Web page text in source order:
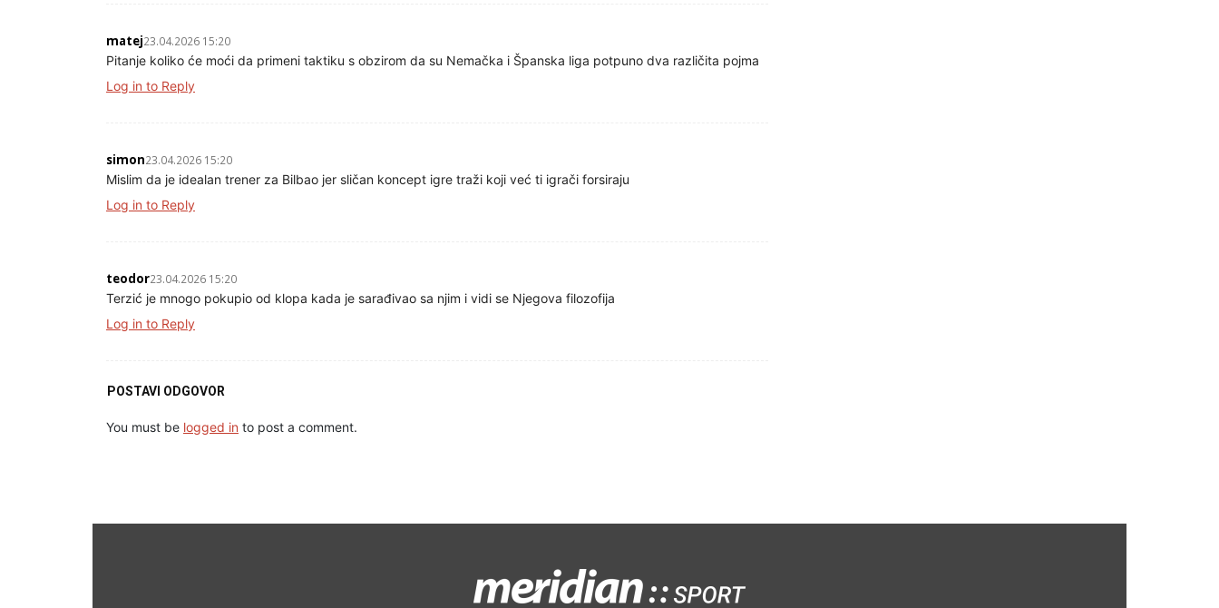
matej23.04.2026 15:20
Pitanje koliko će moći da primeni taktiku s obzirom da su Nemačka i Španska liga potpuno dva različita pojma
Log in to Reply
simon23.04.2026 15:20
Mislim da je idealan trener za Bilbao jer sličan koncept igre traži koji već ti igrači forsiraju
Log in to Reply
teodor23.04.2026 15:20
Terzić je mnogo pokupio od klopa kada je sarađivao sa njim i vidi se Njegova filozofija
Log in to Reply
POSTAVI ODGOVOR
You must be logged in to post a comment.